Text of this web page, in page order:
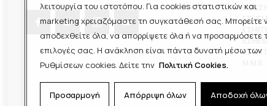
λειτουργία του ιστοτόπου. Για cookies στατιστικών και
marketing χρειαζόμαστε τη συγκατάθεσή σας. Μπορείτε
αποδεχθείτε όλα, να απορρίψετε όλα ή να προσαρμόσετε
επιλογές σας. Η ανάκληση είναι πάντα δυνατή μέσω των
Ρυθμίσεων cookies. Δείτε την Πολιτική Cookies.
Προσαρμογή Απόρριψη όλων Αποδοχή
ΠΟΕΣΥ
ΕΣΠΗΤ